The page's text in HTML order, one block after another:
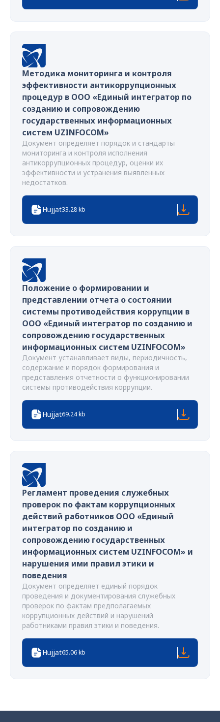
Методика мониторинга и контроля
эффективности антикоррупционных
процедур в ООО «Единый интегратор по
созданию и сопровождению
государственных информационных
систем UZINFOCOM»
Документ определяет порядок и стандарты
мониторинга и контроля исполнения
антикоррупционных процедур, оценки их
эффективности и устранения выявленных
недостатков.
Hujjat33.28 kb
Положение о формировании и
представлении отчета о состоянии
системы противодействия коррупции в
ООО «Единый интегратор по созданию и
сопровождению государственных
информационных систем UZINFOCOM»
Документ устанавливает виды, периодичность,
содержание и порядок формирования и
представления отчетности о функционировании
системы противодействия коррупции.
Hujjat69.24 kb
Регламент проведения служебных
проверок по фактам коррупционных
действий работников ООО «Единый
интегратор по созданию и
сопровождению государственных
информационных систем UZINFOCOM» и
нарушения ими правил этики и
поведения
Документ определяет единый порядок
проведения и документирования служебных
проверок по фактам предполагаемых
коррупционных действий и нарушений
работниками правил этики и поведения.
Hujjat65.06 kb